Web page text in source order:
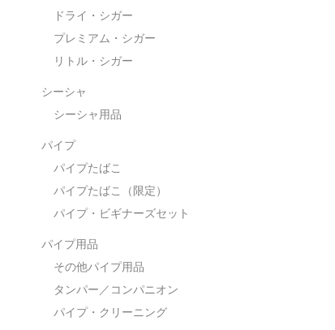
ドライ・シガー
プレミアム・シガー
リトル・シガー
シーシャ
シーシャ用品
パイプ
パイプたばこ
パイプたばこ（限定）
パイプ・ビギナーズセット
パイプ用品
その他パイプ用品
タンパー／コンパニオン
パイプ・クリーニング